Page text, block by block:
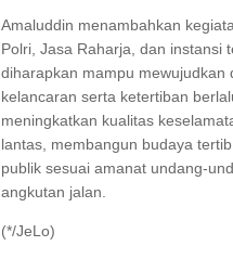
Amaluddin menambahkan
Polri, Jasa Raharja, dan instansi
diharapkan mampu
kelancaran serta ketertiban
meningkatkan kualitas
lantas, membangun budaya
publik sesuai amanat undang-
angkutan jalan.
(*/JeLo)